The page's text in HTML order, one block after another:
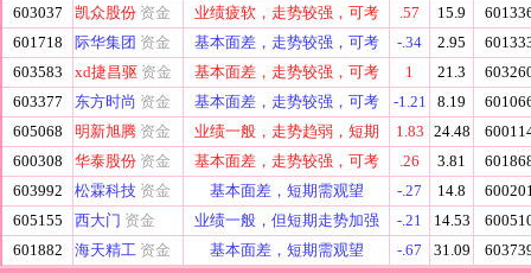
603037
凯众股份 资金 业绩疲软，走势较强，可考 .57 15.9
601718
际华集团 资金 基本面差，走势较强，可考 -.34 2.95
603583
xd捷昌驱 资金 基本面差，走势较强，可考 1 21.3
603377
东方时尚 资金 基本面差，走势较强，可考 -1.21 8.19
605068
明新旭腾 资金 业绩一般，走势趋弱，短期 1.83 24.48
600308
华泰股份 资金 基本面差，走势较强，可考 .26 3.81
603992
松霖科技 资金 基本面差，短期需观望 -.27 14.8
605155
西大门 资金 业绩一般，但短期走势加强 -.21 14.53
601882
海天精工 资金 基本面差，短期需观望 -.67 31.09